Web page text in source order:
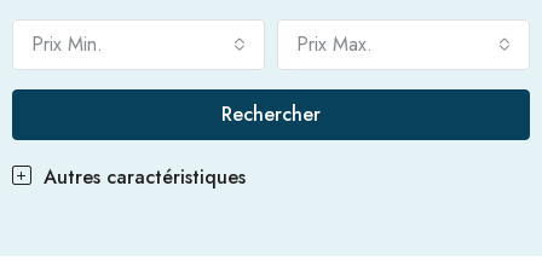
Prix Min. Prix Max.
Rechercher
Autres caractéristiques